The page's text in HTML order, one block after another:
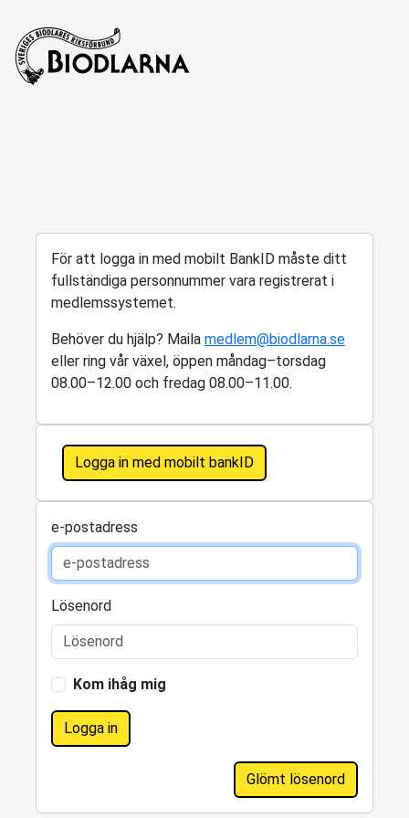
För att logga in med mobilt BankID måste ditt
fullständiga personnummer vara registrerat i
medlemssystemet.
Behöver du hjälp? Maila medlem@biodlarna.se
eller ring vår växel, öppen måndag–torsdag
08.00–12.00 och fredag 08.00–11.00.
Logga in med mobilt bankID
e-postadress
Lösenord
Kom ihåg mig
Logga in
Glömt lösenord